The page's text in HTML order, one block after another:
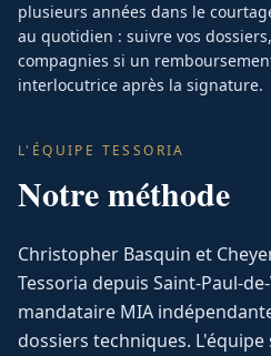
plusieurs années dans le
au quotidien : suivre vos
compagnies si un
interlocutrice après la signature.
L'ÉQUIPE TESSORIA
Notre méthode
Christopher Basquin et
Tessoria depuis Saint-Paul-
mandataire MIA
dossiers techniques.